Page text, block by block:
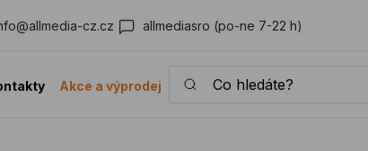
cz.cz allmediasro (po-ne 7-22 h)
Akce a výprodej
Co hledáte?